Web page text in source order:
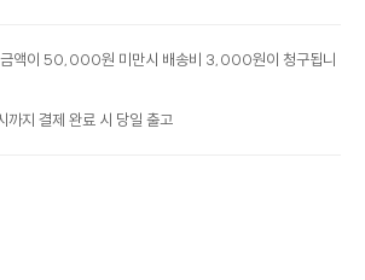
금액이 50,000원 미만시 배송비 3,000원이 청구됩니
까지 결제 완료 시 당일 출고